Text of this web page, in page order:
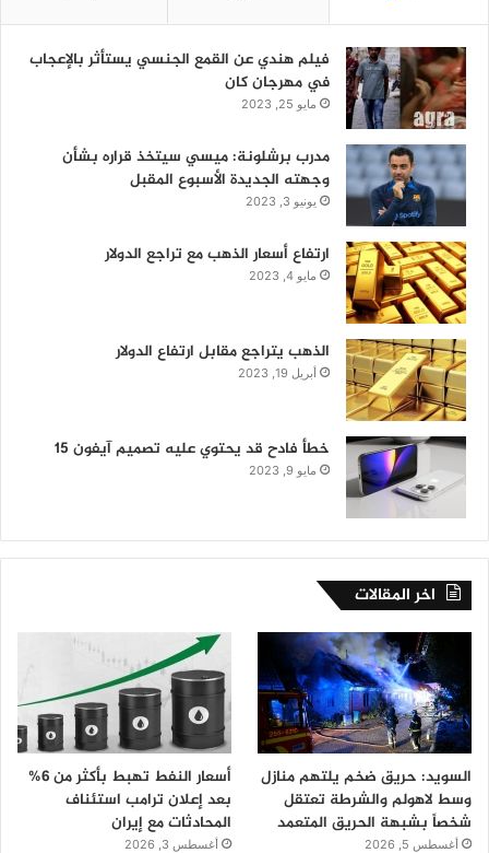
فيلم هندي عن القمع الجنسي يستأثر بالإعجاب
في مهرجان كان
مايو 25, 2023
مدرب برشلونة: ميسي سيتخذ قراره بشأن
وجهته الجديدة الأسبوع المقبل
يونيو 3, 2023
ارتفاع أسعار الذهب مع تراجع الدولار
مايو 4, 2023
الذهب يتراجع مقابل ارتفاع الدولار
أبريل 19, 2023
خطأ فادح قد يحتوي عليه تصميم آيفون 15
مايو 9, 2023
اخر المقالات
السويد: حريق ضخم يلتهم منازل
وسط لاهولم والشرطة تعتقل
شخصاً بشبهة الحريق المتعمد
أغسطس 5, 2026
أسعار النفط تهبط بأكثر من 6%
بعد إعلان ترامب استئناف
المحادثات مع إيران
أغسطس 3, 2026